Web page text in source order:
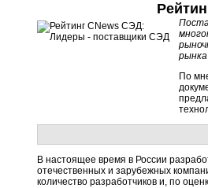
По
В настоящее время в России
отечественных и зарубежных
количество разработчиков и, по